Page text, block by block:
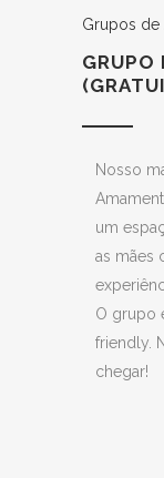
Grupos de
GRUPO
Nosso
um
as mães
O grupo
friendly.
chegar!